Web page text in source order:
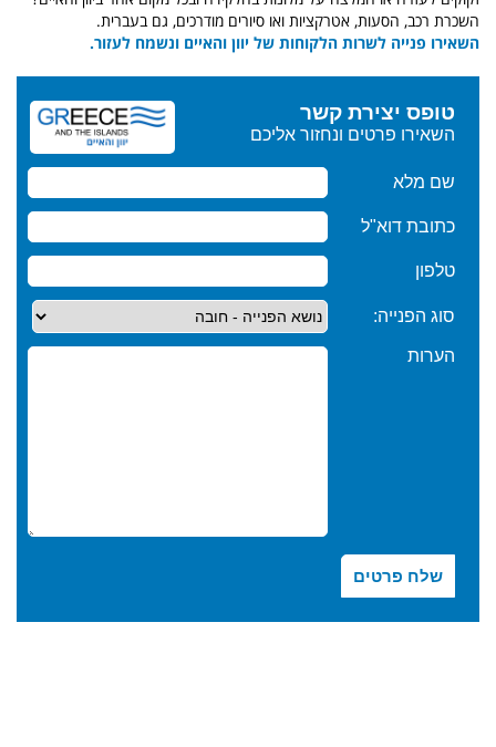
השכרת רכב, הסעות, אטרקציות ואו סיורים מודרכים, גם בעברית.
השאירו פנייה לשרות הלקוחות של יוון והאיים ונשמח לעזור.